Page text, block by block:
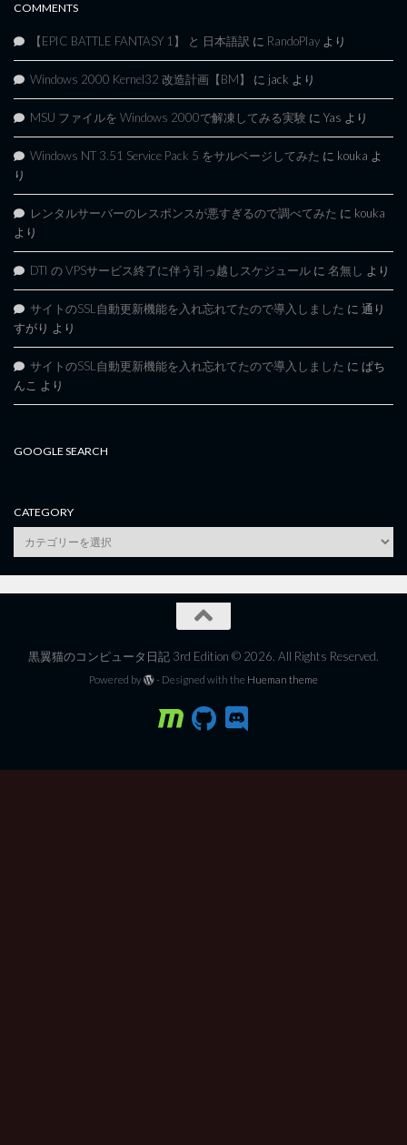
COMMENTS
【EPIC BATTLE FANTASY 1】 と 日本語訳 に RandoPlay より
Windows 2000 Kernel32 改造計画【BM】 に jack より
MSU ファイルを Windows 2000で解凍してみる実験 に Yas より
Windows NT 3.51 Service Pack 5 をサルベージしてみた に kouka よ
り
レンタルサーバーのレスポンスが悪すぎるので調べてみた に kouka
より
DTI の VPSサービス終了に伴う引っ越しスケジュール に 名無し より
サイトのSSL自動更新機能を入れ忘れてたので導入しました に 通り
すがり より
サイトのSSL自動更新機能を入れ忘れてたので導入しました に ぱち
んこ より
GOOGLE SEARCH
CATEGORY
category
黒翼猫のコンピュータ日記 3rd Edition © 2026. All Rights Reserved.
Powered by - Designed with the Hueman theme